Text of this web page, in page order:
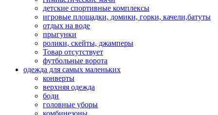
детские спортивные комплексы
игровые площадки, домики, горки, качели,батуты
отдых на воде
прыгунки
ролики, скейты, джамперы
Товар отсутствует
футбольные ворота
одежда для самых маленьких
конверты
верхняя одежда
боди
головные уборы
комбинезоны